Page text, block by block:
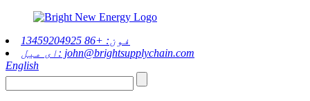
فون: +86 13459204925
ای میل: john@brightsupplychain.com
English